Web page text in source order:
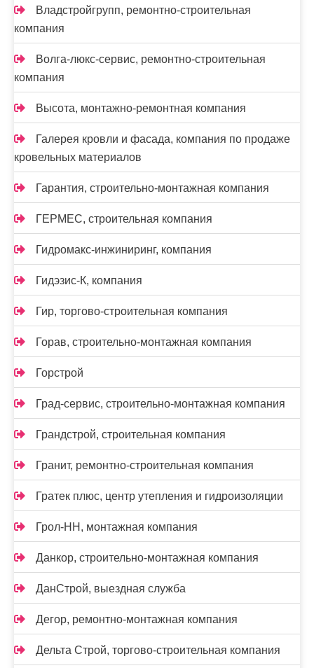
Владстройгрупп, ремонтно-строительная
компания
Волга-люкс-сервис, ремонтно-строительная
компания
Высота, монтажно-ремонтная компания
Галерея кровли и фасада, компания по продаже
кровельных материалов
Гарантия, строительно-монтажная компания
ГЕРМЕС, строительная компания
Гидромакс-инжиниринг, компания
Гидэзис-К, компания
Гир, торгово-строительная компания
Горав, строительно-монтажная компания
Горстрой
Град-сервис, строительно-монтажная компания
Грандстрой, строительная компания
Гранит, ремонтно-строительная компания
Гратек плюс, центр утепления и гидроизоляции
Грол-НН, монтажная компания
Данкор, строительно-монтажная компания
ДанСтрой, выездная служба
Дегор, ремонтно-монтажная компания
Дельта Строй, торгово-строительная компания